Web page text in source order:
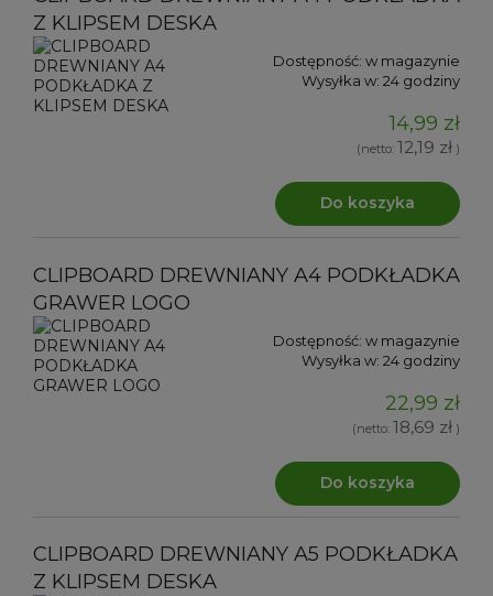
Z KLIPSEM DESKA
Dostępność: w magazynie
Wysyłka w: 24 godziny
14,99 zł
(netto: 12,19 zł )
Do koszyka
CLIPBOARD DREWNIANY A4 PODKŁADKA
GRAWER LOGO
Dostępność: w magazynie
Wysyłka w: 24 godziny
22,99 zł
(netto: 18,69 zł )
Do koszyka
CLIPBOARD DREWNIANY A5 PODKŁADKA
Z KLIPSEM DESKA